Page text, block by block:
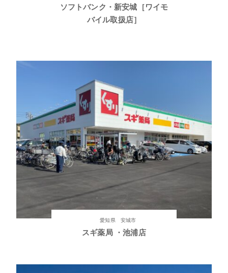
ソフトバンク・新安城［ワイモ
バイル取扱店］
愛知県 安城市
スギ薬局 ・池浦店